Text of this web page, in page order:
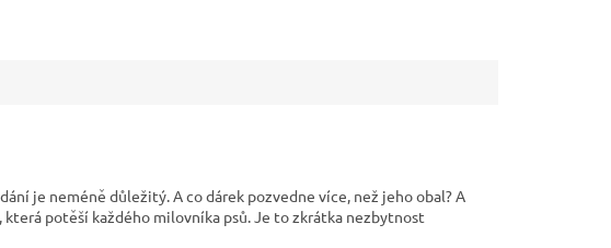
je neméně důležitý. A co dárek pozvedne více, než jeho obal? A
potěší každého milovníka psů. Je to zkrátka nezbytnost